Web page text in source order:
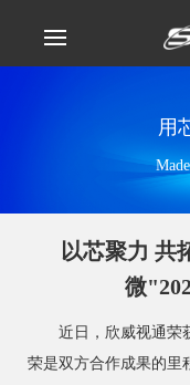
用
以芯聚力 共
微
近日，欣威视通荣
荣是双方合作成果的里